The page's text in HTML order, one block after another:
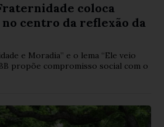
coloca
centro da reflexão da
e Moradia” e o lema “Ele veio
propõe compromisso social com o